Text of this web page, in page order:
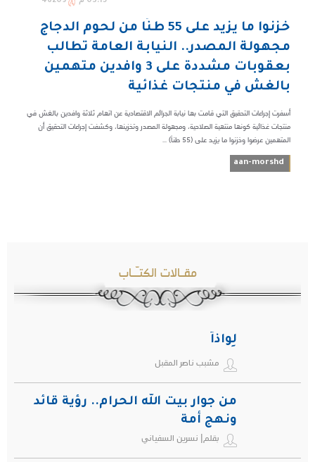
خزنوا ما يزيد على 55 طنًا من لحوم الدجاج
مجهولة المصدر.. النيابة العامة تطالب
بعقوبات مشددة على 3 وافدين متهمين
بالغش في منتجات غذائية
أسفرت إجراءات التحقيق التي قامت بها نيابة الجرائم الاقتصادية عن اتهام ثلاثة وافدين بالغش في
منتجات غذائية كونها منتهية الصلاحية، ومجهولة المصدر وتخزينها، وكشفت إجراءات التحقيق أن
المتهمين عرضوا وخزنوا ما يزيد على (55 طناً) ...
aan-morshd
مقـالات الكتـّـاب
لِواذاً
مشبب ناصر المقبل
من جوار بيت الله الحرام.. رؤية قائد
ونهج أمة
بقلم| نسرين السفياني